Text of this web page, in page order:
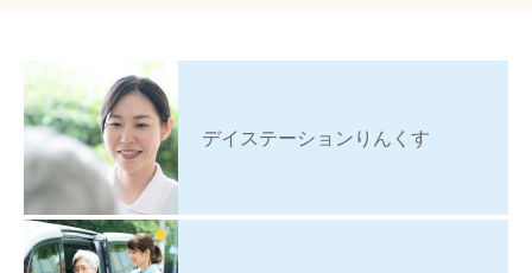
デイステーションりんくす